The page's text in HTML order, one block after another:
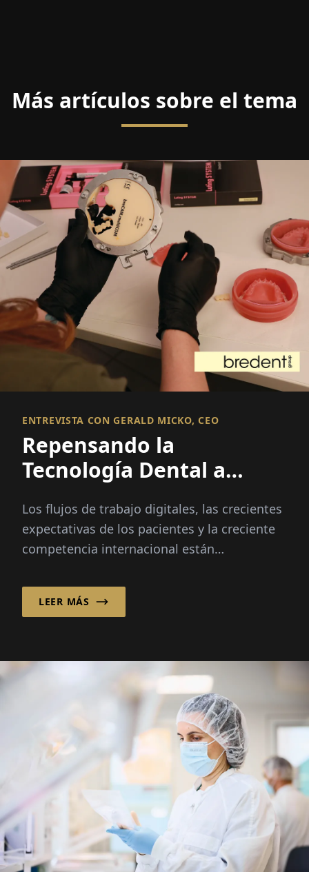
Más artículos sobre el tema
ENTREVISTA CON GERALD MICKO, CEO
Repensando la
Tecnología Dental a
Integrada
Los flujos de trabajo digitales, las crecientes
expectativas de los pacientes y la creciente
competencia internacional están
rápido que nunca...
LEER MÁS